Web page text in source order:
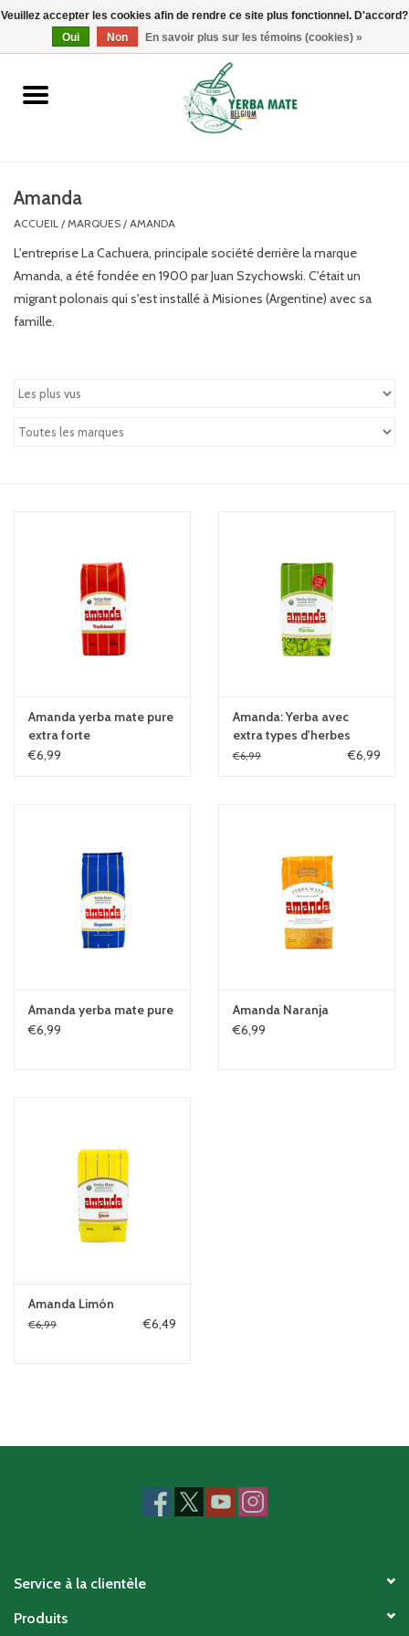
0 Articles - €0,00
Accueil
Produits
Marques
Amanda
ACCUEIL / MARQUES / AMANDA
L'entreprise La Cachuera, principale société derrière la marque
Amanda, a été fondée en 1900 par Juan Szychowski. C'était un
migrant polonais qui s'est installé à Misiones (Argentine) avec sa
famille.
Amanda yerba mate pure
extra forte
€6,99
Amanda: Yerba avec
extra types d'herbes
€6,99 €6,99
Amanda yerba mate pure
€6,99
Amanda Naranja
€6,99
Amanda Limón
€6,99 €6,49
Service à la clientèle
Produits
Veuillez accepter les cookies afin de rendre ce site plus fonctionnel. D'accord?
Oui
Non En savoir plus sur les témoins (cookies) »